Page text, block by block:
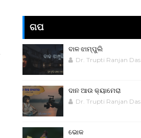
ଗପ
ବାଳ ଝାମ୍ପୁଲି
Dr. Trupti Ranjan Das
ଦାନ ଆଉ କ୍ୟାମେରା
Dr. Trupti Ranjan Das
ଭୋକ